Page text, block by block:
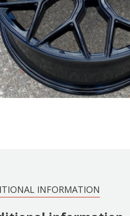
INFORMATION